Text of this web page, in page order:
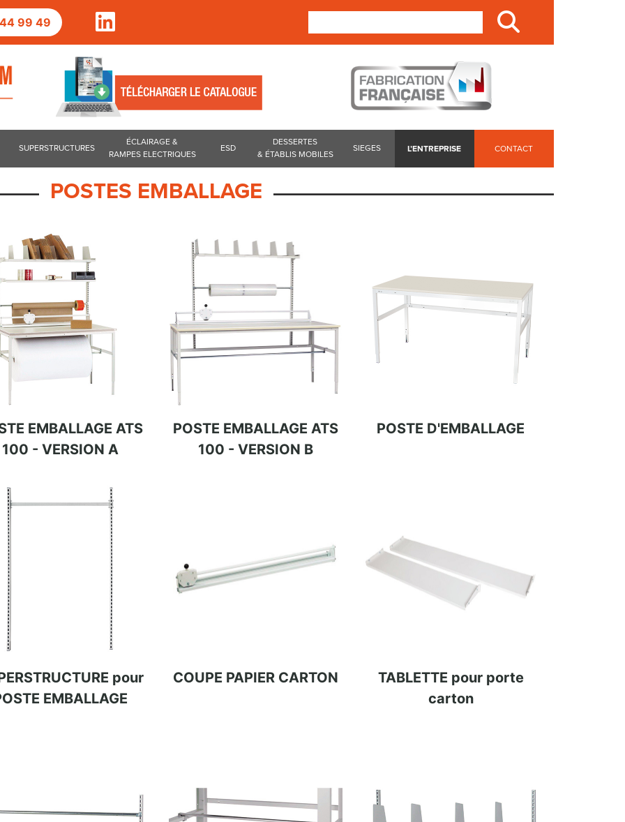
99 49
SUPERSTRUCTURES
ÉCLAIRAGE &
RAMPES ELECTRIQUES
ESD
DESSERTES
& ÉTABLIS MOBILES
SIEGES L’ENTREPRISE CONTACT
POSTES EMBALLAGE
EMBALLAGE ATS
100 - VERSION A
POSTE EMBALLAGE ATS
100 - VERSION B
POSTE D'EMBALLAGE
pour
EMBALLAGE
COUPE PAPIER CARTON
TABLETTE pour porte
carton